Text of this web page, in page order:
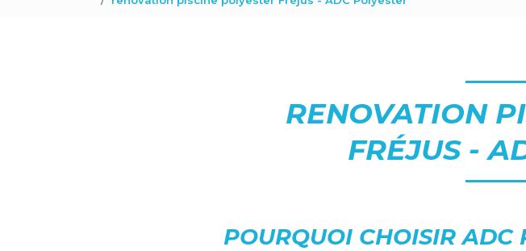
RENOVATION
FRÉJUS -
POURQUOI CHOISIR ADC